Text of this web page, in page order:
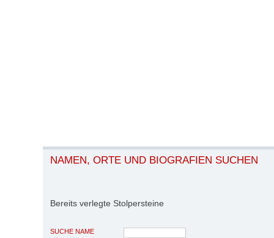
NAMEN, ORTE UND BIOGRAFIEN SUCHEN
Bereits verlegte Stolpersteine
SUCHE NAME